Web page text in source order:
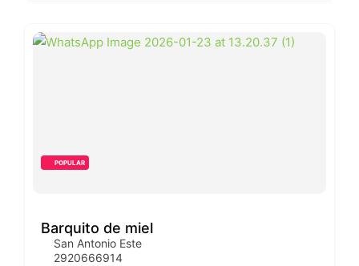
POPULAR
Barquito de miel
San Antonio Este
2920666914